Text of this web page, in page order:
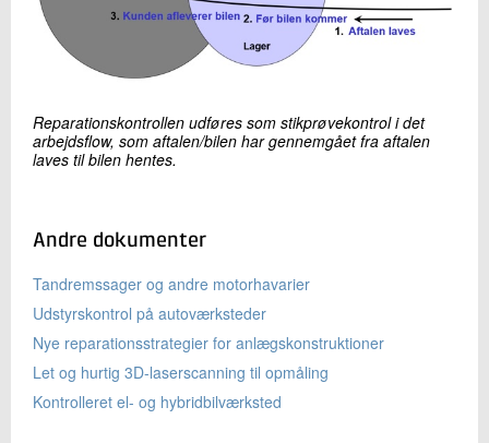
Reparationskontrollen udføres som stikprøvekontrol i det
arbejdsflow, som aftalen/bilen har gennemgået fra aftalen
laves til bilen hentes.
Andre dokumenter
Tandremssager og andre motorhavarier
Udstyrskontrol på autoværksteder
Nye reparationsstrategier for anlægskonstruktioner
Let og hurtig 3D-laserscanning til opmåling
Kontrolleret el- og hybridbilværksted